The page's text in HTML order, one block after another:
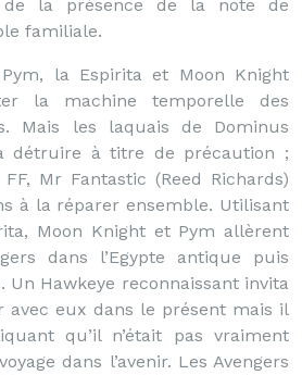
de la présence de la note de
familiale.
la Espirita et Moon Knight
la machine temporelle des
Mais les laquais de Dominus
détruire à titre de précaution ;
Mr Fantastic (Reed Richards)
à la réparer ensemble. Utilisant
Moon Knight et Pym allèrent
dans l’Egypte antique puis
Un Hawkeye reconnaissant invita
avec eux dans le présent mais il
qu’il n’était pas vraiment
dans l’avenir. Les Avengers